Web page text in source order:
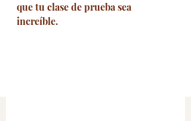
que tu clase de prueba sea
increíble.